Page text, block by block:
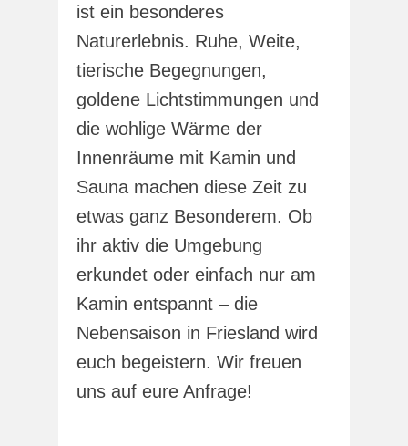
ist ein besonderes
Naturerlebnis. Ruhe, Weite,
tierische Begegnungen,
goldene Lichtstimmungen und
die wohlige Wärme der
Innenräume mit Kamin und
Sauna machen diese Zeit zu
etwas ganz Besonderem. Ob
ihr aktiv die Umgebung
erkundet oder einfach nur am
Kamin entspannt – die
Nebensaison in Friesland wird
euch begeistern. Wir freuen
uns auf eure Anfrage!